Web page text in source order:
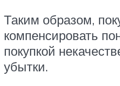
Таким образом,
компенсировать
покупкой
убытки.